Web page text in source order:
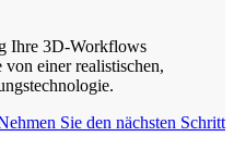
Ihre 3D-Workflows
einer realistischen,
Sie den nächsten Schritt